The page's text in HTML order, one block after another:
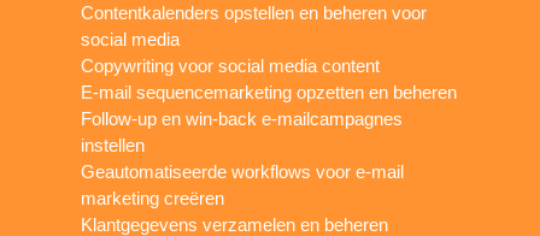
Contentkalenders opstellen en beheren voor
social media
Copywriting voor social media content
E-mail sequencemarketing opzetten en beheren
Follow-up en win-back e-mailcampagnes
instellen
Geautomatiseerde workflows voor e-mail
marketing creëren
Klantgegevens verzamelen en beheren